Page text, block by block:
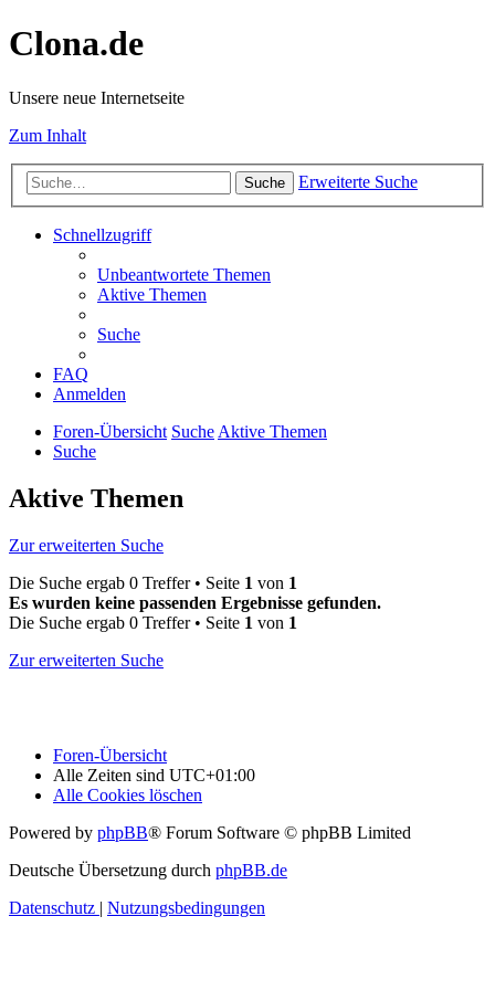
Clona.de
Unsere neue Internetseite
Zum Inhalt
Suche Erweiterte Suche
Schnellzugriff
Unbeantwortete Themen
Aktive Themen
Suche
FAQ
Anmelden
Foren-Übersicht SucheAktive Themen
Suche
Aktive Themen
Zur erweiterten Suche
Die Suche ergab 0 Treffer • Seite 1 von 1
Es wurden keine passenden Ergebnisse gefunden.
Die Suche ergab 0 Treffer • Seite 1 von 1
Zur erweiterten Suche
Foren-Übersicht
Alle Zeiten sind UTC+01:00
Alle Cookies löschen
Powered by phpBB® Forum Software © phpBB Limited
Deutsche Übersetzung durch phpBB.de
Datenschutz | Nutzungsbedingungen